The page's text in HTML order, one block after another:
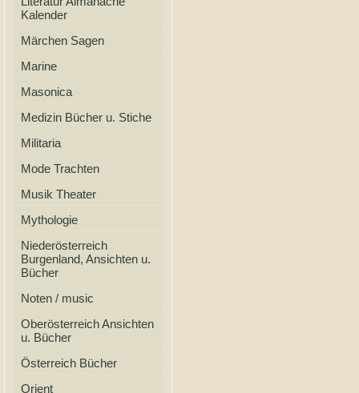
Kalender
Märchen Sagen
Marine
Masonica
Medizin Bücher u. Stiche
Militaria
Mode Trachten
Musik Theater
Mythologie
Niederösterreich
Burgenland, Ansichten u.
Bücher
Noten / music
Oberösterreich Ansichten
u. Bücher
Österreich Bücher
Orient